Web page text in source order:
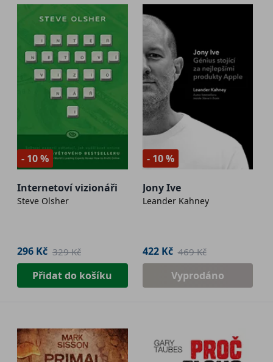
- 10 %
Internetoví vizionáři
Steve Olsher
296 Kč 329 Kč
Přidat do košíku
- 10 %
Jony Ive
Leander Kahney
422 Kč 469 Kč
Vyprodáno